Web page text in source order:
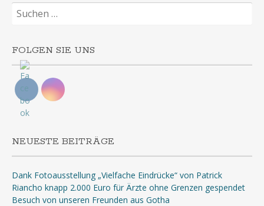
Suchen
nach:
FOLGEN SIE UNS
NEUESTE BEITRÄGE
Dank Fotoausstellung „Vielfache Eindrücke“ von Patrick
Riancho knapp 2.000 Euro für Ärzte ohne Grenzen gespendet
Besuch von unseren Freunden aus Gotha